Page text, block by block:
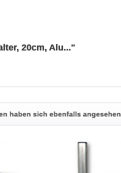
20cm, Alu..."
haben sich ebenfalls angesehen